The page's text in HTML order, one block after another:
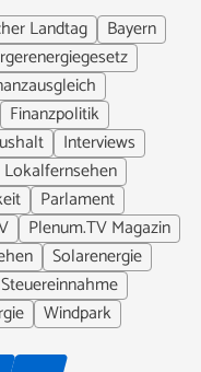
Landtag
Bayern
Finanzpolitik
Interviews
Lokalfernsehen
Parlament
Plenum.TV Magazin
Solarenergie
Steuereinnahme
Windpark